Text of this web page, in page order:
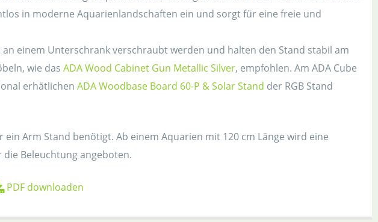
in moderne Aquarienlandschaften ein und sorgt für eine freie und
einem Unterschrank verschraubt werden und halten den Stand stabil am
wie das ADA Wood Cabinet Gun Metallic Silver, empfohlen. Am ADA Cube
erhätlichen ADA Woodbase Board 60-P & Solar Stand der RGB Stand
Arm Stand benötigt. Ab einem Aquarien mit 120 cm Länge wird eine
Beleuchtung angeboten.
PDF downloaden